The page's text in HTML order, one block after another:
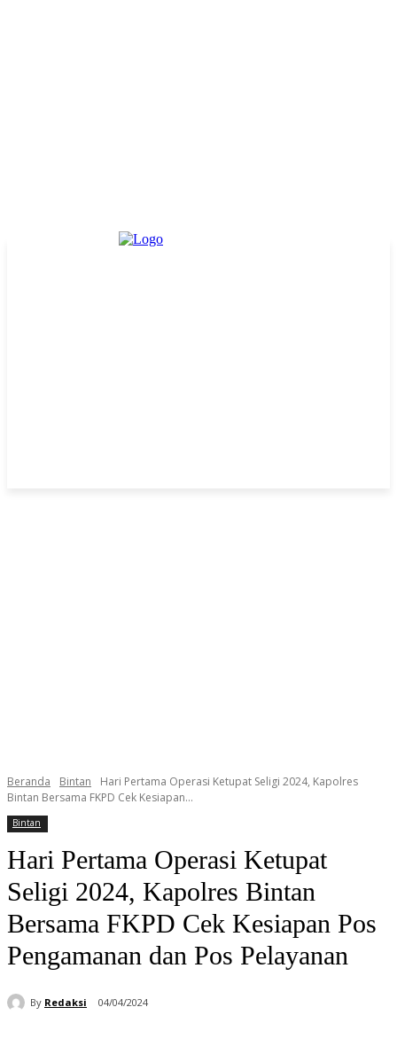
Beranda Bintan
Hari Pertama Operasi Ketupat Seligi 2024, Kapolres
Bintan Bersama FKPD Cek Kesiapan...
Bintan
Hari Pertama Operasi Ketupat
Seligi 2024, Kapolres Bintan
Bersama FKPD Cek Kesiapan Pos
Pengamanan dan Pos Pelayanan
By Redaksi 04/04/2024